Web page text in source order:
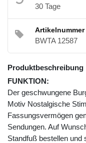
30 Tage
Artikelnummer
BWTA 12587
Produktbeschreibung
FUNKTION:
Der geschwungene
Motiv Nostalgische
Fassungsvermögen
Sendungen. Auf
Standfuß bestellen und